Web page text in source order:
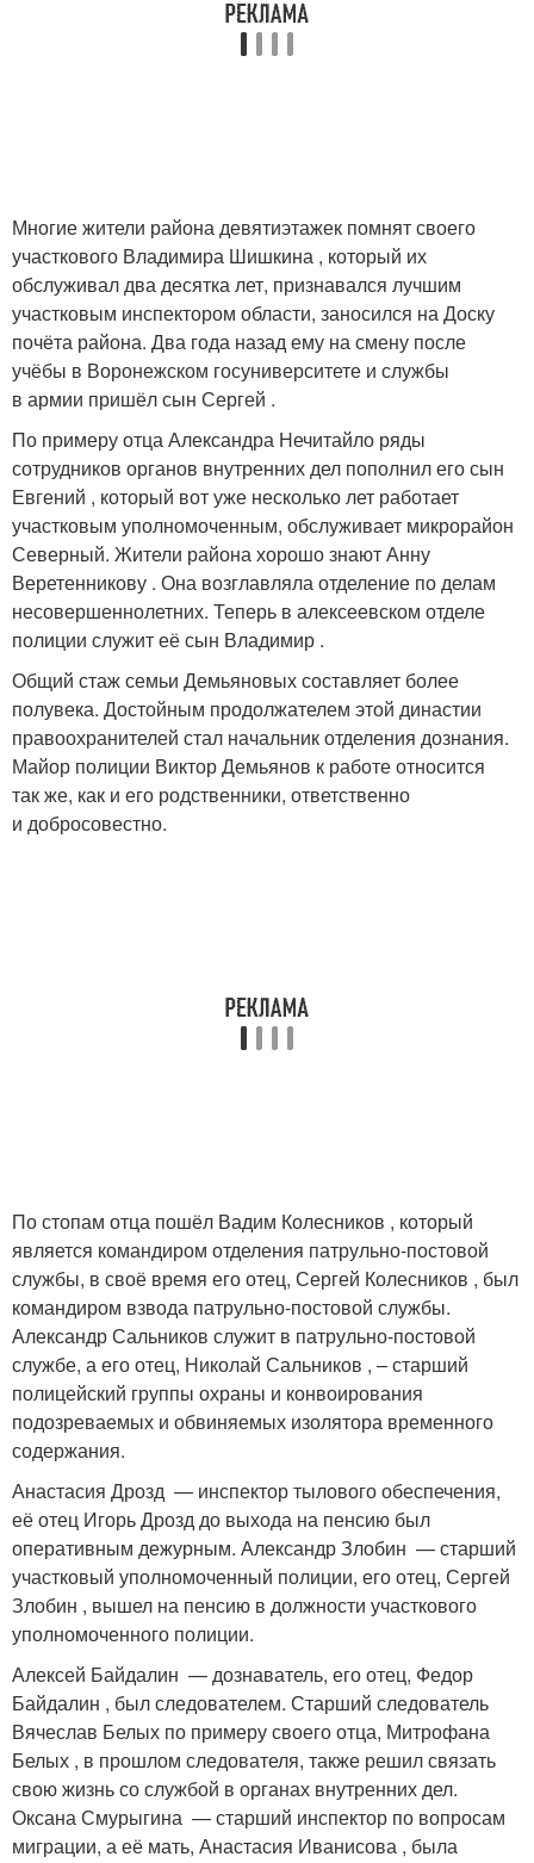
Многие жители района девятиэтажек помнят своего
участкового Владимира Шишкина , который их
обслуживал два десятка лет, признавался лучшим
участковым инспектором области, заносился на Доску
почёта района. Два года назад ему на смену после
учёбы в Воронежском госуниверситете и службы
в армии пришёл сын Сергей .
По примеру отца Александра Нечитайло ряды
сотрудников органов внутренних дел пополнил его сын
Евгений , который вот уже несколько лет работает
участковым уполномоченным, обслуживает микрорайон
Северный. Жители района хорошо знают Анну
Веретенникову . Она возглавляла отделение по делам
несовершеннолетних. Теперь в алексеевском отделе
полиции служит её сын Владимир .
Общий стаж семьи Демьяновых составляет более
полувека. Достойным продолжателем этой династии
правоохранителей стал начальник отделения дознания.
Майор полиции Виктор Демьянов к работе относится
так же, как и его родственники, ответственно
и добросовестно.
По стопам отца пошёл Вадим Колесников , который
является командиром отделения патрульно-постовой
службы, в своё время его отец, Сергей Колесников , был
командиром взвода патрульно-постовой службы.
Александр Сальников служит в патрульно-постовой
службе, а его отец, Николай Сальников , – старший
полицейский группы охраны и конвоирования
подозреваемых и обвиняемых изолятора временного
содержания.
Анастасия Дрозд — инспектор тылового обеспечения,
её отец Игорь Дрозд до выхода на пенсию был
оперативным дежурным. Александр Злобин — старший
участковый уполномоченный полиции, его отец, Сергей
Злобин , вышел на пенсию в должности участкового
уполномоченного полиции.
Алексей Байдалин — дознаватель, его отец, Федор
Байдалин , был следователем. Старший следователь
Вячеслав Белых по примеру своего отца, Митрофана
Белых , в прошлом следователя, также решил связать
свою жизнь со службой в органах внутренних дел.
Оксана Смурыгина — старший инспектор по вопросам
миграции, а её мать, Анастасия Иванисова , была